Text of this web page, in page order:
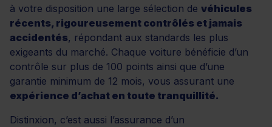
à votre disposition une large sélection de véhicules
récents, rigoureusement contrôlés et jamais
accidentés, répondant aux standards les plus
exigeants du marché. Chaque voiture bénéficie d’un
contrôle sur plus de 100 points ainsi que d’une
garantie minimum de 12 mois, vous assurant une
expérience d’achat en toute tranquillité.
Distinxion, c’est aussi l’assurance d’un